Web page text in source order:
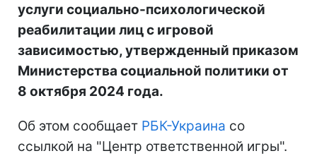
услуги социально-психологической
реабилитации лиц с игровой
зависимостью, утвержденный приказом
Министерства социальной политики от
8 октября 2024 года.
Об этом сообщает РБК-Украина со
ссылкой на "Центр ответственной игры".